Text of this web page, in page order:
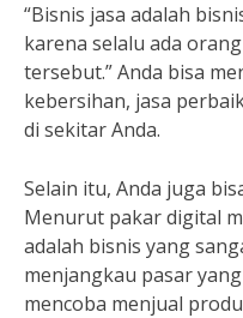
“Bisnis jasa adalah
karena selalu ada
tersebut.” Anda bisa
kebersihan, jasa
di sekitar Anda.
Selain itu, Anda juga
Menurut pakar digital
adalah bisnis yang
menjangkau pasar
mencoba menjual